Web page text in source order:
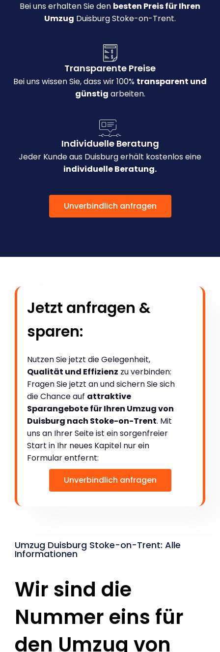
Bei uns erhalten Sie den besten Preis für Ihren
Umzug Duisburg Stoke-on-Trent.
Transparente Preise
Bei uns wissen Sie, dass wir 100% transparent und
günstig arbeiten.
Individuelle Beratung
Jeder Kunde aus Duisburg erhält kostenlos eine
individuelle Beratung.
Unverbindlich anfragen
Jetzt anfragen &
sparen:
Nutzen Sie jetzt die Gelegenheit,
Qualität und Effizienz zu verbinden:
Fragen Sie jetzt an und sichern Sie sich
die Chance auf attraktive
Sparangebote für Ihren Umzug von
Duisburg nach Stoke-on-Trent. Mit
uns an Ihrer Seite ist ein sorgenfreier
Start in Ihr neues Kapitel nur ein
Formular entfernt:
Unverbindlich anfragen
Umzug Duisburg Stoke-on-Trent: Alle
Informationen
Wir sind die
Nummer eins für
den Umzug von